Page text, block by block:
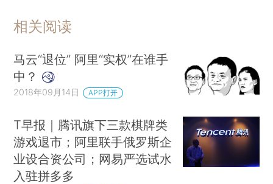
相关阅读
马云“退位” 阿里“实权”在谁手
中？
2018年09月14日 APP打开
T早报｜腾讯旗下三款棋牌类
游戏退市；阿里联手俄罗斯企
业设合资公司；网易严选试水
入驻拼多多